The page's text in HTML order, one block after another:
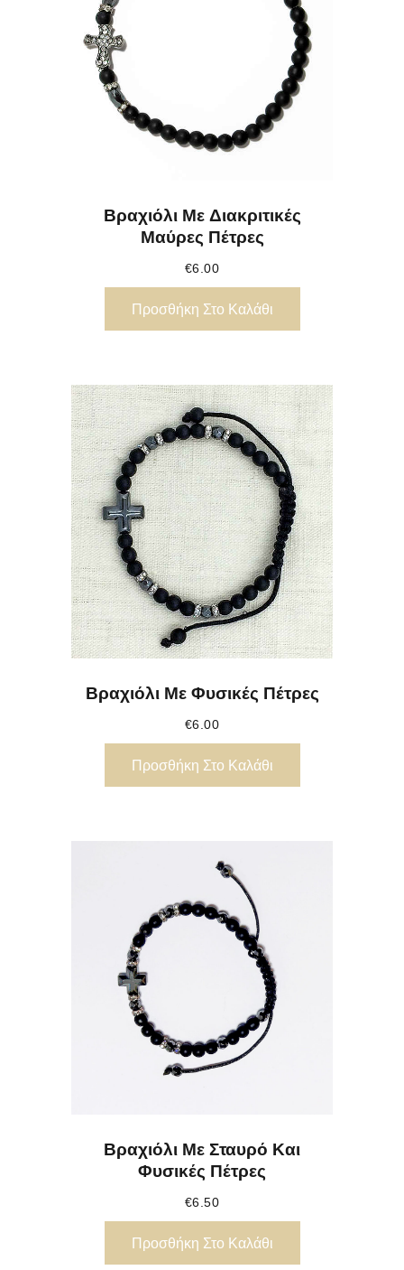
Βραχιόλι Με Διακριτικές
Μαύρες Πέτρες
€6.00
Προσθήκη Στο Καλάθι
Βραχιόλι Με Φυσικές Πέτρες
€6.00
Προσθήκη Στο Καλάθι
Βραχιόλι Με Σταυρό Και
Φυσικές Πέτρες
€6.50
Προσθήκη Στο Καλάθι